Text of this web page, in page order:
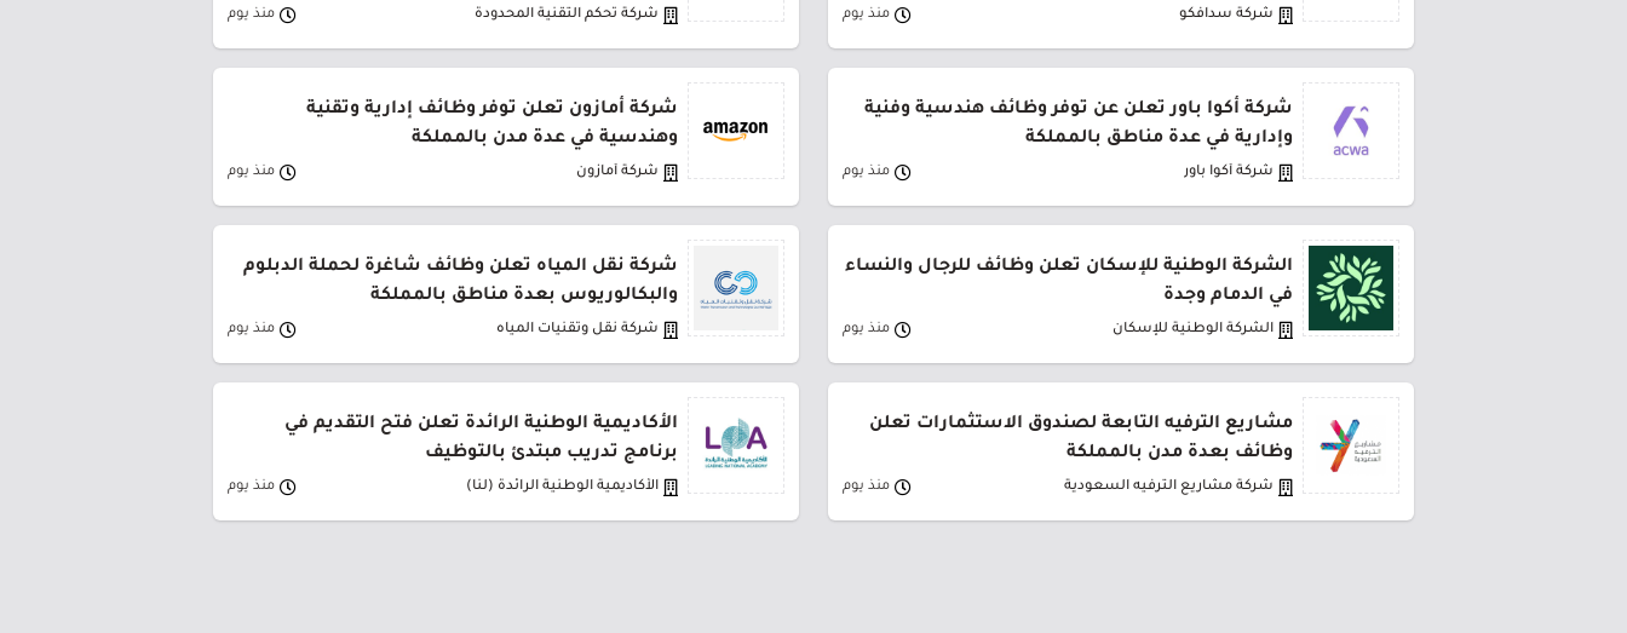
شركة سدافكو منذ يوم شركة تحكم التقنية المحدودة منذ يوم
شركة أكوا باور تعلن عن توفر وظائف هندسية وفنية
وإدارية في عدة مناطق بالمملكة
شركة أكوا باور منذ يوم
شركة أمازون تعلن توفر وظائف إدارية وتقنية
وهندسية في عدة مدن بالمملكة
شركة أمازون منذ يوم
الشركة الوطنية للإسكان تعلن وظائف للرجال والنساء
في الدمام وجدة
الشركة الوطنية للإسكان منذ يوم
شركة نقل المياه تعلن وظائف شاغرة لحملة الدبلوم
والبكالوريوس بعدة مناطق بالمملكة
شركة نقل وتقنيات المياه منذ يوم
مشاريع الترفيه التابعة لصندوق الاستثمارات تعلن
وظائف بعدة مدن بالمملكة
شركة مشاريع الترفيه السعودية منذ يوم
الأكاديمية الوطنية الرائدة تعلن فتح التقديم في
برنامج تدريب مبتدئ بالتوظيف
الأكاديمية الوطنية الرائدة (لنا) منذ يوم